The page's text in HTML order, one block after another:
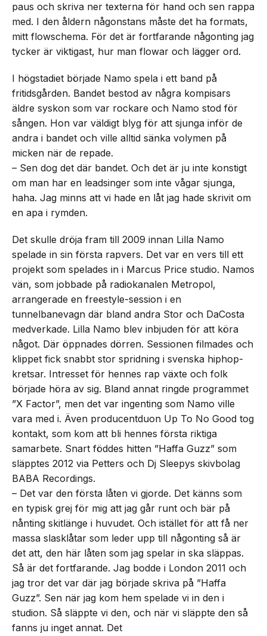
paus och skriva ner texterna för hand och sen rappa
med. I den åldern någonstans måste det ha formats,
mitt flowschema. För det är fortfarande någonting jag
tycker är viktigast, hur man flowar och lägger ord.
I högstadiet började Namo spela i ett band på
fritidsgården. Bandet bestod av några kompisars
äldre syskon som var rockare och Namo stod för
sången. Hon var väldigt blyg för att sjunga inför de
andra i bandet och ville alltid sänka volymen på
micken när de repade.
– Sen dog det där bandet. Och det är ju inte konstigt
om man har en leadsinger som inte vågar sjunga,
haha. Jag minns att vi hade en låt jag hade skrivit om
en apa i rymden.
Det skulle dröja fram till 2009 innan Lilla Namo
spelade in sin första rapvers. Det var en vers till ett
projekt som spelades in i Marcus Price studio. Namos
vän, som jobbade på radiokanalen Metropol,
arrangerade en freestyle-session i en
tunnelbanevagn där bland andra Stor och DaCosta
medverkade. Lilla Namo blev inbjuden för att köra
något. Där öppnades dörren. Sessionen filmades och
klippet fick snabbt stor spridning i svenska hiphop-
kretsar. Intresset för hennes rap växte och folk
började höra av sig. Bland annat ringde programmet
”X Factor”, men det var ingenting som Namo ville
vara med i. Även producentduon Up To No Good tog
kontakt, som kom att bli hennes första riktiga
samarbete. Snart föddes hitten ”Haffa Guzz” som
släpptes 2012 via Petters och Dj Sleepys skivbolag
BABA Recordings.
– Det var den första låten vi gjorde. Det känns som
en typisk grej för mig att jag går runt och bär på
nånting skitlänge i huvudet. Och istället för att få ner
massa slasklåtar som leder upp till någonting så är
det att, den här låten som jag spelar in ska släppas.
Så är det fortfarande. Jag bodde i London 2011 och
jag tror det var där jag började skriva på ”Haffa
Guzz”. Sen när jag kom hem spelade vi in den i
studion. Så släppte vi den, och när vi släppte den så
fanns ju inget annat. Det